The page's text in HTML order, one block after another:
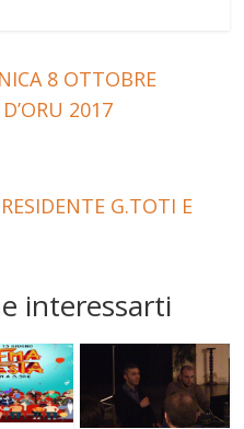
8 OTTOBRE
2017
G.TOTI E
interessarti